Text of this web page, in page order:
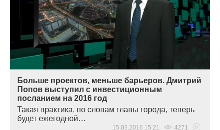
Больше проектов, меньше барьеров. Дмитрий
Попов выступил с инвестиционным
посланием на 2016 год
Такая практика, по словам главы города, теперь
будет ежегодной…
15.03.2016 15:21 4271